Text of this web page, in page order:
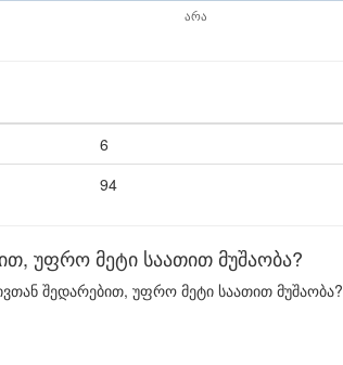
არა
6
94
უფრო მეტი საათით მუშაობა?
შედარებით, უფრო მეტი საათით მუშაობა?